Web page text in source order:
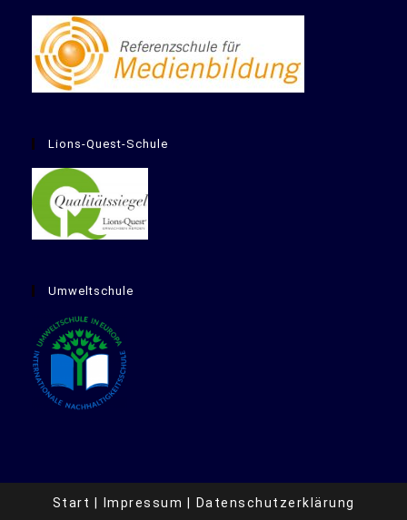
Lions-Quest-Schule
Umweltschule
Start Impressum Datenschutzerklärung